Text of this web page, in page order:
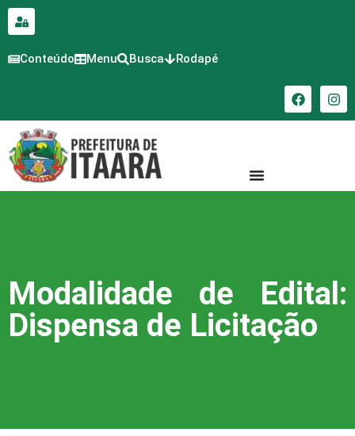
conteúdo
Conteúdo Menu Busca Rodapé
Modalidade de Edital:
Dispensa de Licitação